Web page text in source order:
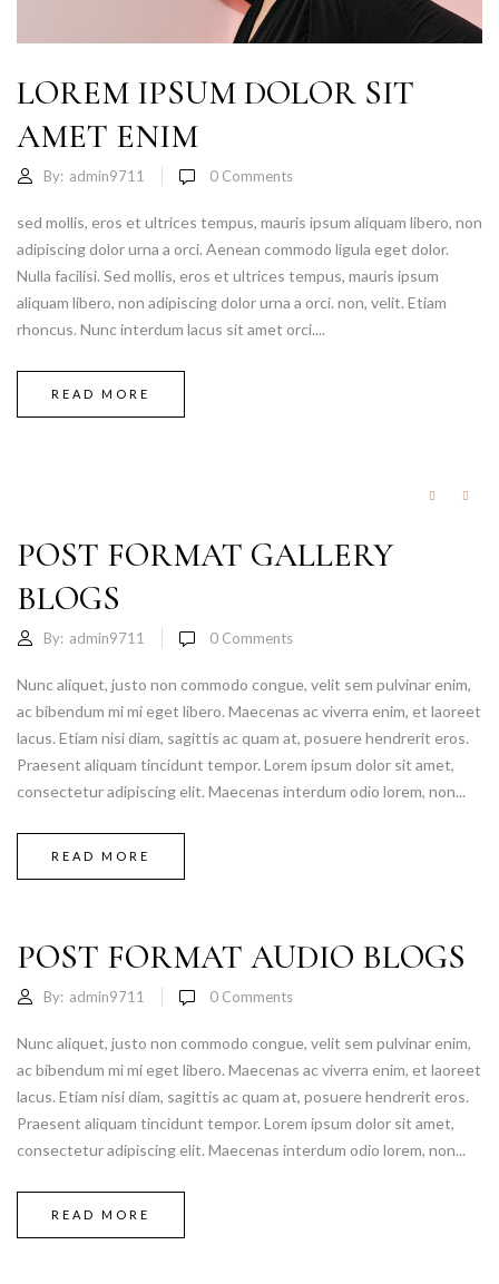
LOREM IPSUM DOLOR SIT
AMET ENIM
By: admin9711 0 Comments
sed mollis, eros et ultrices tempus, mauris ipsum aliquam libero, non
adipiscing dolor urna a orci. Aenean commodo ligula eget dolor.
Nulla facilisi. Sed mollis, eros et ultrices tempus, mauris ipsum
aliquam libero, non adipiscing dolor urna a orci. non, velit. Etiam
rhoncus. Nunc interdum lacus sit amet orci....
READ MORE
POST FORMAT GALLERY
BLOGS
By: admin9711 0 Comments
Nunc aliquet, justo non commodo congue, velit sem pulvinar enim,
ac bibendum mi mi eget libero. Maecenas ac viverra enim, et laoreet
lacus. Etiam nisi diam, sagittis ac quam at, posuere hendrerit eros.
Praesent aliquam tincidunt tempor. Lorem ipsum dolor sit amet,
consectetur adipiscing elit. Maecenas interdum odio lorem, non...
READ MORE
POST FORMAT AUDIO BLOGS
By: admin9711 0 Comments
Nunc aliquet, justo non commodo congue, velit sem pulvinar enim,
ac bibendum mi mi eget libero. Maecenas ac viverra enim, et laoreet
lacus. Etiam nisi diam, sagittis ac quam at, posuere hendrerit eros.
Praesent aliquam tincidunt tempor. Lorem ipsum dolor sit amet,
consectetur adipiscing elit. Maecenas interdum odio lorem, non...
READ MORE